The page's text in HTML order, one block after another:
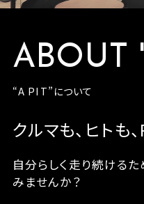
ABOUT
“A PIT”について
クルマも、ヒトも
自分らしく走り続けるた
みませんか？